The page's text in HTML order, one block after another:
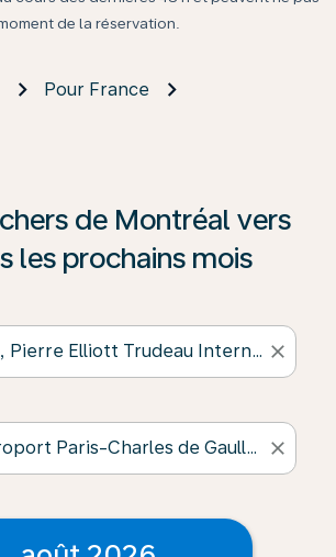
de la réservation.
Pour France
de Montréal vers
les prochains mois
close
close